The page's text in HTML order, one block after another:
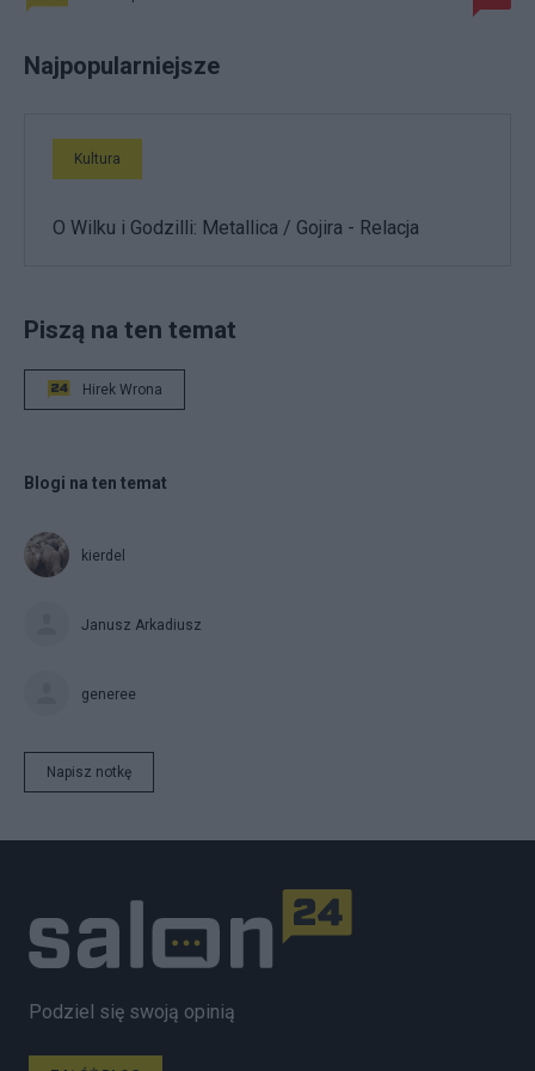
Najpopularniejsze
Kultura
O Wilku i Godzilli: Metallica / Gojira - Relacja
Piszą na ten temat
Hirek Wrona
Blogi na ten temat
kierdel
Janusz Arkadiusz
generee
Napisz notkę
Podziel się swoją opinią